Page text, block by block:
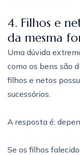
4. Filhos e
da mesma
Uma dúvida
como os bens são
filhos e netos
sucessórios.
A resposta é:
Se os filhos